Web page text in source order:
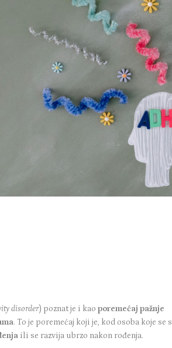
disorder) poznat je i kaoporemećaj pažnje
. To je poremećaj koji je, kod osoba koje se s
ili se razvija ubrzo nakon rođenja.